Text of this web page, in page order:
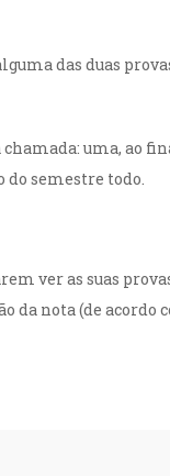
das duas
chamada: uma, ao
do semestre todo.
ver as suas
da nota (de acordo